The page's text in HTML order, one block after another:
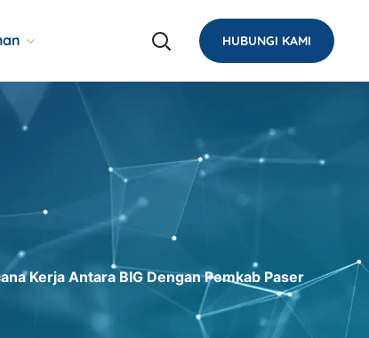
HUBUNGI KAMI
Kerja Antara BIG Dengan Pemkab Paser